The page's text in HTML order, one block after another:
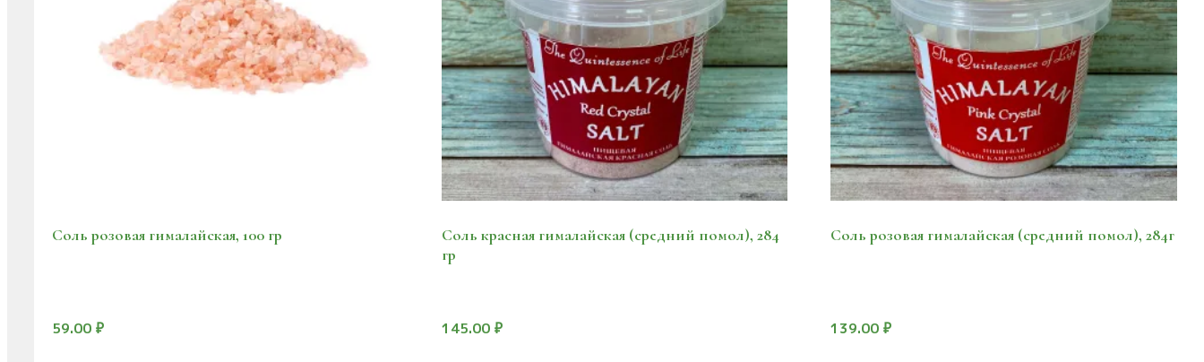
Соль розовая гималайская, 100 гр
59.00 ₽
Соль красная гималайская (средний помол), 284
гр
145.00 ₽
Соль розовая гималайская (средний помол), 284г
139.00₽